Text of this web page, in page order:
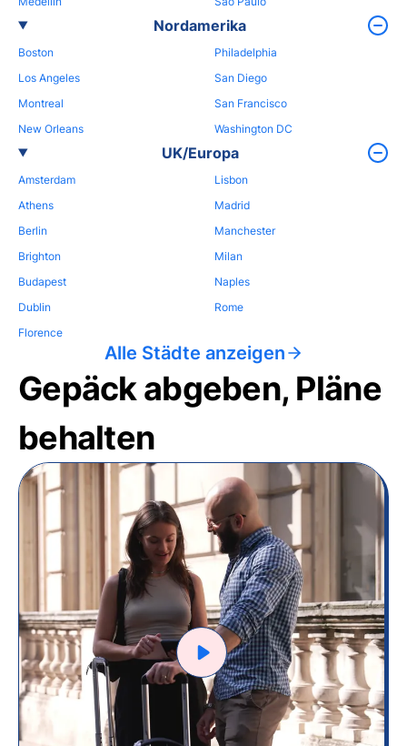
Nordamerika
Boston
Los Angeles
Montreal
New Orleans
Philadelphia
San Diego
San Francisco
Washington DC
UK/Europa
Amsterdam
Athens
Berlin
Brighton
Budapest
Dublin
Florence
Lisbon
Madrid
Manchester
Milan
Naples
Rome
Alle Städte anzeigen
Gepäck abgeben, Pläne
behalten